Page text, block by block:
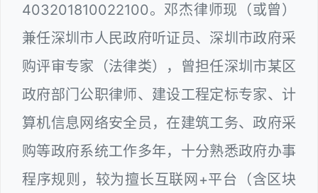
403201810022100。邓杰律师现（或曾）
兼任深圳市人民政府听证员、深圳市政府采
购评审专家（法律类），曾担任深圳市某区
政府部门公职律师、建设工程定标专家、计
算机信息网络安全员，在建筑工务、政府采
购等政府系统工作多年，十分熟悉政府办事
程序规则，较为擅长互联网+平台（含区块